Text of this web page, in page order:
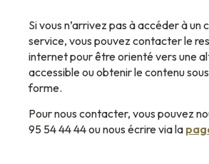
Si vous n’arrivez pas à accéder à un
service, vous pouvez contacter le
internet pour être orienté vers une
accessible ou obtenir le contenu
forme.
Pour nous contacter, vous pouvez
95 54 44 44 ou nous écrire via la